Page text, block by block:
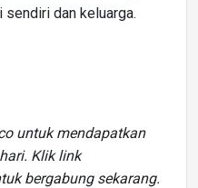
dan keluarga.
untuk mendapatkan
Klik link
bergabung sekarang.